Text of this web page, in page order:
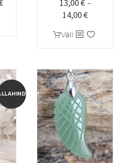
Hinnavahemik:
7,77 €
13,00€ –
14,00€
kuni
14,00 €
Vali Sellel
tootel
mitu
varianti.
Valikuid
saab
teha
tootelehel.